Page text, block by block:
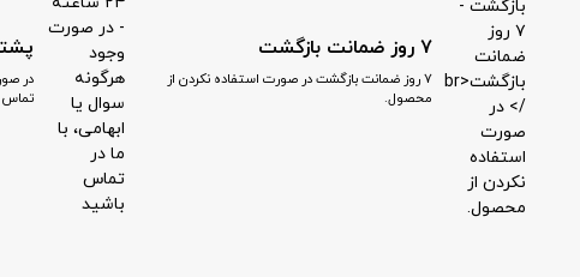
۷ روز ضمانت بازگشت
۷ روز ضمانت بازگشت در صورت استفاده نکردن از
محصول.
در
تماس